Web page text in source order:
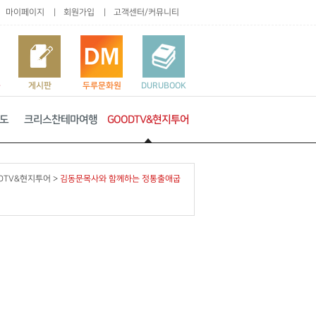
마이페이지 회원가입 고객센터/커뮤니티
게시판 두루문화원 DURUBOOK
크리스찬테마여행 GOODTV&현지투어
현지투어 > 김동문목사와 함께하는 정통출애굽